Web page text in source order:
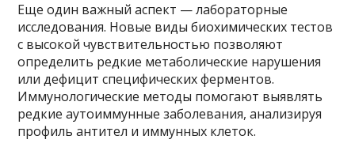
Еще один важный аспект — лабораторные
исследования. Новые виды биохимических тестов
с высокой чувствительностью позволяют
определить редкие метаболические нарушения
или дефицит специфических ферментов.
Иммунологические методы помогают выявлять
редкие аутоиммунные заболевания, анализируя
профиль антител и иммунных клеток.